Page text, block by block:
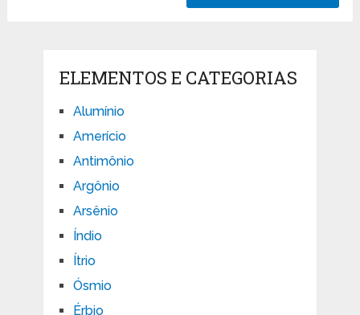
ELEMENTOS E CATEGORIAS
Alumínio
Amerício
Antimônio
Argônio
Arsênio
Índio
Ítrio
Ósmio
Érbio